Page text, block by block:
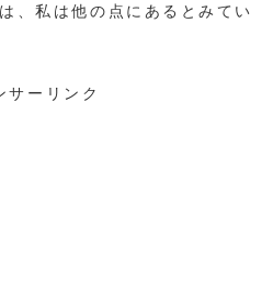
、私は他の点にあるとみてい
サーリンク